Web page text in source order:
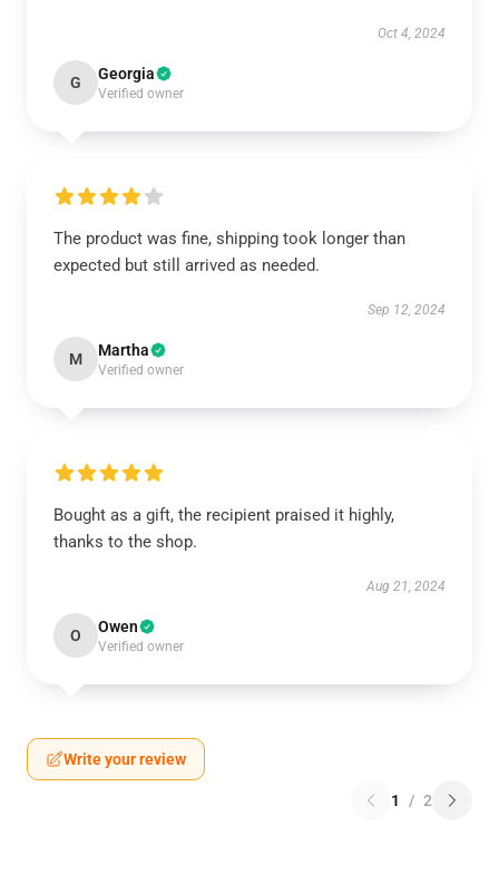
Oct 4, 2024
G Georgia
Verified owner
The product was fine, shipping took longer than
expected but still arrived as needed.
Sep 12, 2024
M Martha
Verified owner
Bought as a gift, the recipient praised it highly,
thanks to the shop.
Aug 21, 2024
O Owen
Verified owner
Write your review
1 / 2